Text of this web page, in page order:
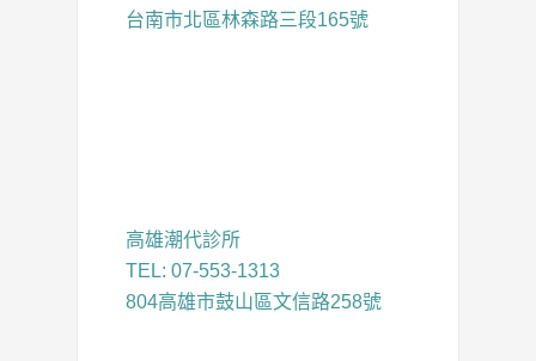
台南市北區林森路三段165號
高雄潮代診所
TEL: 07-553-1313
804高雄市鼓山區文信路258號